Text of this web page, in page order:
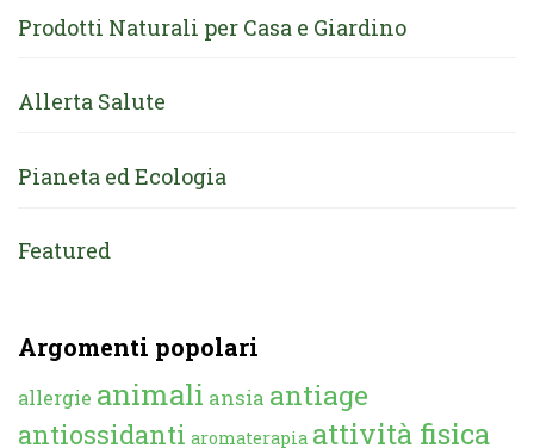
Prodotti Naturali per Casa e Giardino
Allerta Salute
Pianeta ed Ecologia
Featured
Argomenti popolari
allergie animali ansia antiage
antiossidanti aromaterapia attività fisica